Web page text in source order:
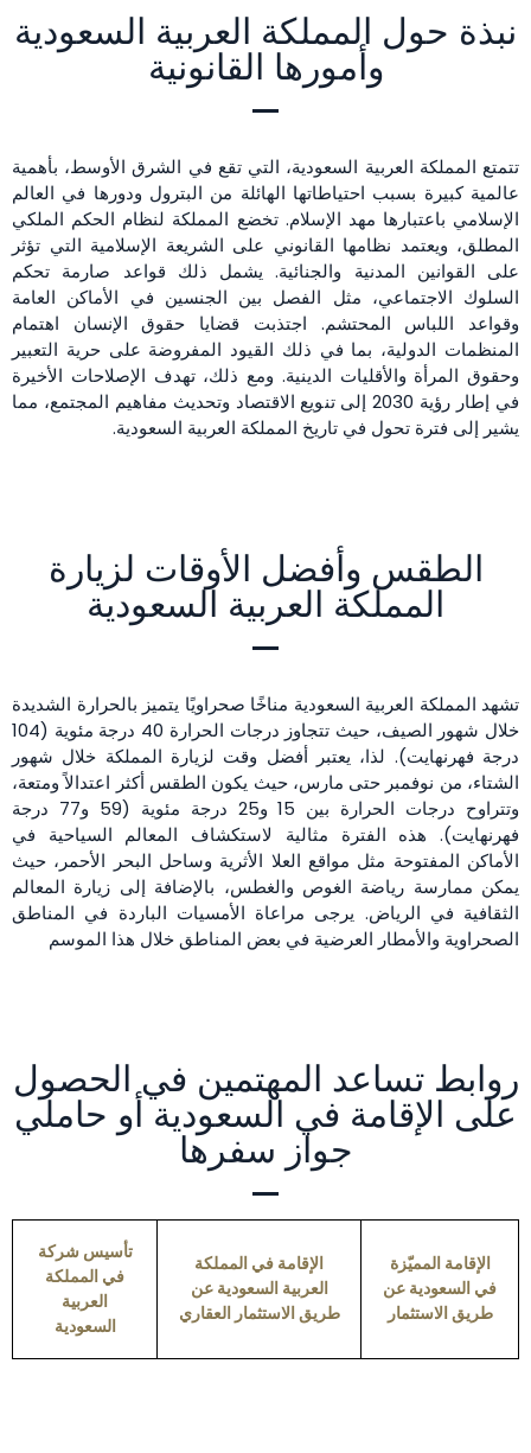
نبذة حول المملكة العربية السعودية
وأمورها القانونية
تتمتع المملكة العربية السعودية، التي تقع في الشرق الأوسط، بأهمية
عالمية كبيرة بسبب احتياطاتها الهائلة من البترول ودورها في العالم
الإسلامي باعتبارها مهد الإسلام. تخضع المملكة لنظام الحكم الملكي
المطلق، ويعتمد نظامها القانوني على الشريعة الإسلامية التي تؤثر
على القوانين المدنية والجنائية. يشمل ذلك قواعد صارمة تحكم
السلوك الاجتماعي، مثل الفصل بين الجنسين في الأماكن العامة
وقواعد اللباس المحتشم. اجتذبت قضايا حقوق الإنسان اهتمام
المنظمات الدولية، بما في ذلك القيود المفروضة على حرية التعبير
وحقوق المرأة والأقليات الدينية. ومع ذلك، تهدف الإصلاحات الأخيرة
في إطار رؤية 2030 إلى تنويع الاقتصاد وتحديث مفاهيم المجتمع، مما
يشير إلى فترة تحول في تاريخ المملكة العربية السعودية.
الطقس وأفضل الأوقات لزيارة
المملكة العربية السعودية
تشهد المملكة العربية السعودية مناخًا صحراويًا يتميز بالحرارة الشديدة
خلال شهور الصيف، حيث تتجاوز درجات الحرارة 40 درجة مئوية (104
درجة فهرنهايت). لذا، يعتبر أفضل وقت لزيارة المملكة خلال شهور
الشتاء، من نوفمبر حتى مارس، حيث يكون الطقس أكثر اعتدالاً ومتعة،
وتتراوح درجات الحرارة بين 15 و25 درجة مئوية (59 و77 درجة
فهرنهايت). هذه الفترة مثالية لاستكشاف المعالم السياحية في
الأماكن المفتوحة مثل مواقع العلا الأثرية وساحل البحر الأحمر، حيث
يمكن ممارسة رياضة الغوص والغطس، بالإضافة إلى زيارة المعالم
الثقافية في الرياض. يرجى مراعاة الأمسيات الباردة في المناطق
الصحراوية والأمطار العرضية في بعض المناطق خلال هذا الموسم
روابط تساعد المهتمين في الحصول
على الإقامة في السعودية أو حاملي
جواز سفرها
الإقامة المميّزة
في السعودية عن
طريق الاستثمار
الإقامة في المملكة
العربية السعودية عن
طريق الاستثمار العقاري
تأسيس شركة
في المملكة
العربية
السعودية